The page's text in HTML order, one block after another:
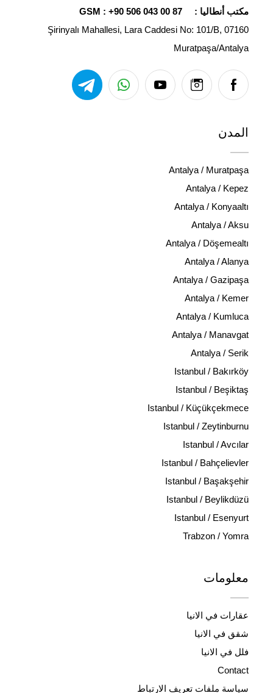
مكتب أنطاليا :
GSM : +90 506 043 00 87
Şirinyalı Mahallesi, Lara Caddesi No: 101/B, 07160
Muratpaşa/Antalya
المدن
Antalya / Muratpaşa
Antalya / Kepez
Antalya / Konyaaltı
Antalya / Aksu
Antalya / Döşemealtı
Antalya / Alanya
Antalya / Gazipaşa
Antalya / Kemer
Antalya / Kumluca
Antalya / Manavgat
Antalya / Serik
Istanbul / Bakırköy
Istanbul / Beşiktaş
Istanbul / Küçükçekmece
Istanbul / Zeytinburnu
Istanbul / Avcılar
Istanbul / Bahçelievler
Istanbul / Başakşehir
Istanbul / Beylikdüzü
Istanbul / Esenyurt
Trabzon / Yomra
معلومات
عقارات في الانيا
شقق في الانيا
فلل في الانيا
Contact
سياسة ملفات تعريف الارتباط